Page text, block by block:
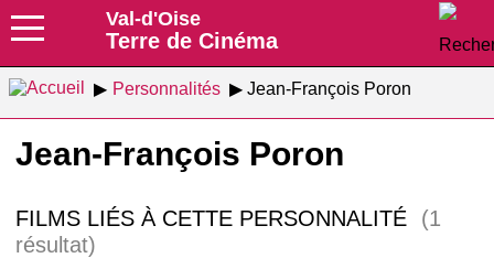
Val-d'Oise
Terre de Cinéma
Personnalités Jean-François Poron
Jean-François Poron
FILMS LIÉS À CETTE PERSONNALITÉ
(1
résultat)